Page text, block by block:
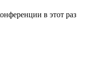
в этот раз